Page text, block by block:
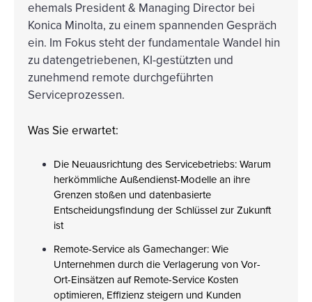
ehemals President & Managing Director bei
Konica Minolta, zu einem spannenden Gespräch
ein. Im Fokus steht der fundamentale Wandel hin
zu datengetriebenen, KI-gestützten und
zunehmend remote durchgeführten
Serviceprozessen.
Was Sie erwartet:
Die Neuausrichtung des Servicebetriebs: Warum
herkömmliche Außendienst-Modelle an ihre
Grenzen stoßen und datenbasierte
Entscheidungsfindung der Schlüssel zur Zukunft
ist
Remote-Service als Gamechanger: Wie
Unternehmen durch die Verlagerung von Vor-
Ort-Einsätzen auf Remote-Service Kosten
optimieren, Effizienz steigern und Kunden